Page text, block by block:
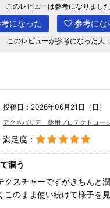
このレビューは参考になりまし
になった 参考にな
このレビューが参考になった人：
投稿日：2026年06月21日（日）
アクネバリア 薬用プロテクトロ
満足度：
潤う
クスチャーですがきちんと
このまま使い続けて様子を